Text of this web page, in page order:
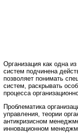
Организация как одна
систем подчинена
позволяет понимать
систем, раскрывать
процесса
Проблематика
управления, теории
антикризисном
инновационном